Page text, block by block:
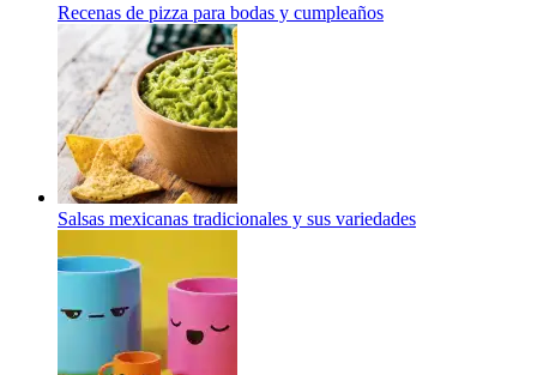
Recenas de pizza para bodas y cumpleaños
Salsas mexicanas tradicionales y sus variedades